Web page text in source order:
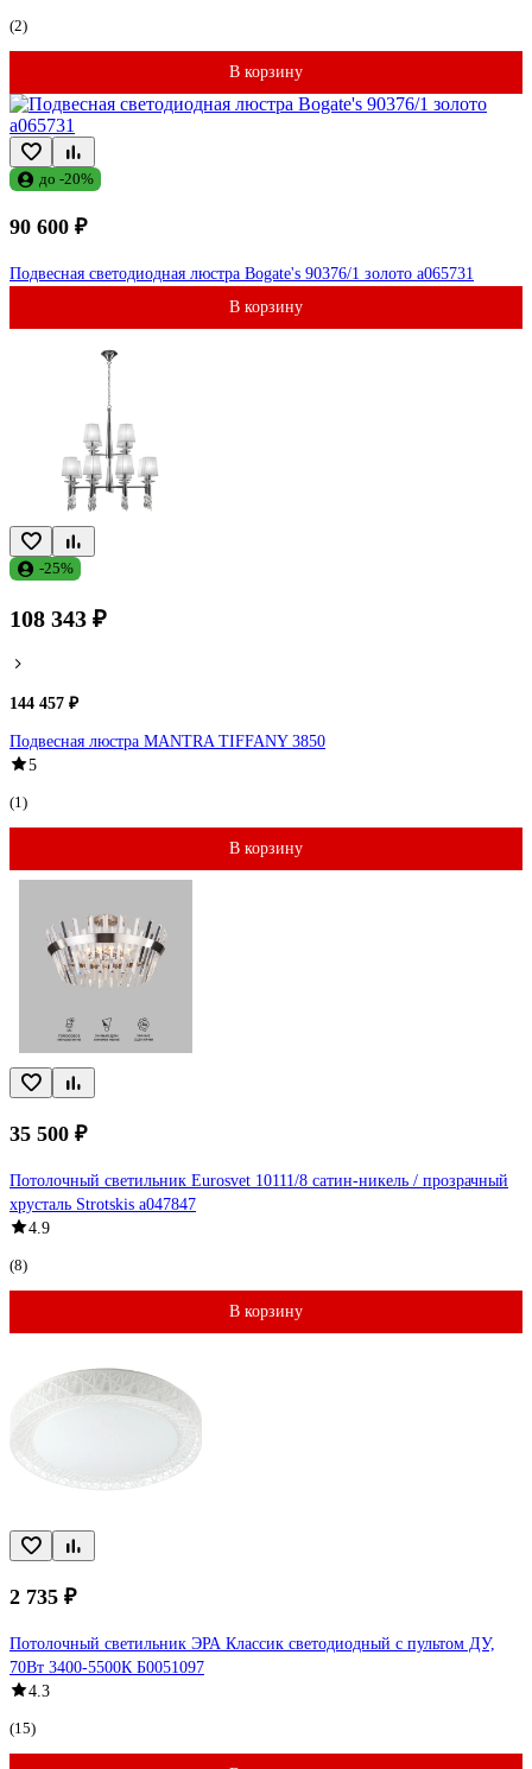
(2)
В корзину
до -20%
90 600 ₽
Подвесная светодиодная люстра Bogate's 90376/1 золото a065731
В корзину
-25%
108 343 ₽
144 457 ₽
Подвесная люстра MANTRA TIFFANY 3850
5
(1)
В корзину
35 500 ₽
Потолочный светильник Eurosvet 10111/8 сатин-никель / прозрачный
хрусталь Strotskis a047847
4.9
(8)
В корзину
2 735 ₽
Потолочный светильник ЭРА Классик светодиодный с пультом ДУ,
70Вт 3400-5500К Б0051097
4.3
(15)